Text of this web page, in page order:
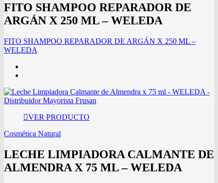
FITO SHAMPOO REPARADOR DE
ARGÁN X 250 ML – WELEDA
FITO SHAMPOO REPARADOR DE ARGÁN X 250 ML –
WELEDA
VER PRODUCTO
Cosmética Natural
LECHE LIMPIADORA CALMANTE DE
ALMENDRA X 75 ML – WELEDA